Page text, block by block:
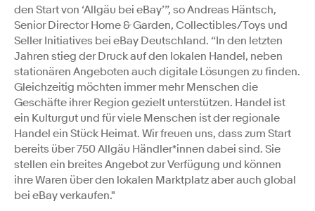
den Start von ‘Allgäu bei eBay’”, so Andreas Häntsch,
Senior Director Home & Garden, Collectibles/Toys und
Seller Initiatives bei eBay Deutschland. “In den letzten
Jahren stieg der Druck auf den lokalen Handel, neben
stationären Angeboten auch digitale Lösungen zu finden.
Gleichzeitig möchten immer mehr Menschen die
Geschäfte ihrer Region gezielt unterstützen. Handel ist
ein Kulturgut und für viele Menschen ist der regionale
Handel ein Stück Heimat. Wir freuen uns, dass zum Start
bereits über 750 Allgäu Händler*innen dabei sind. Sie
stellen ein breites Angebot zur Verfügung und können
ihre Waren über den lokalen Marktplatz aber auch global
bei eBay verkaufen."